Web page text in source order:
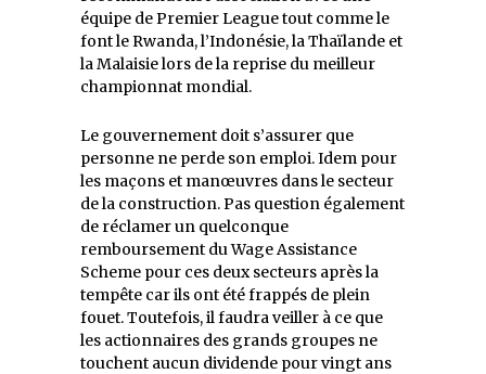
équipe de Premier League tout comme le
font le Rwanda, l’Indonésie, la Thaïlande et
la Malaisie lors de la reprise du meilleur
championnat mondial.
Le gouvernement doit s’assurer que
personne ne perde son emploi. Idem pour
les maçons et manœuvres dans le secteur
de la construction. Pas question également
de réclamer un quelconque
remboursement du Wage Assistance
Scheme pour ces deux secteurs après la
tempête car ils ont été frappés de plein
fouet. Toutefois, il faudra veiller à ce que
les actionnaires des grands groupes ne
touchent aucun dividende pour vingt ans